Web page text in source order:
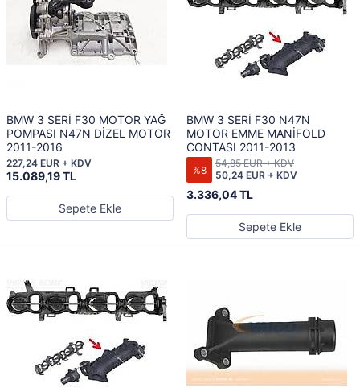
BMW 3 SERİ F30 MOTOR YAĞ
POMPASI N47N DİZEL MOTOR
2011-2016
15.089,19 TL
227,24 EUR + KDV
Sepete Ekle
BMW 3 SERİ F30 N47N
MOTOR EMME MANİFOLD
CONTASI 2011-2013
%8
3.336,04 TL
50,24 EUR + KDV
54,85 EUR + KDV
Sepete Ekle